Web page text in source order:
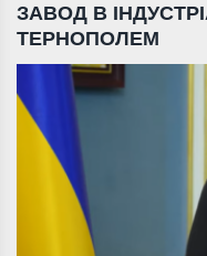
ЗАВОД В
ТЕРНОПОЛЕМ